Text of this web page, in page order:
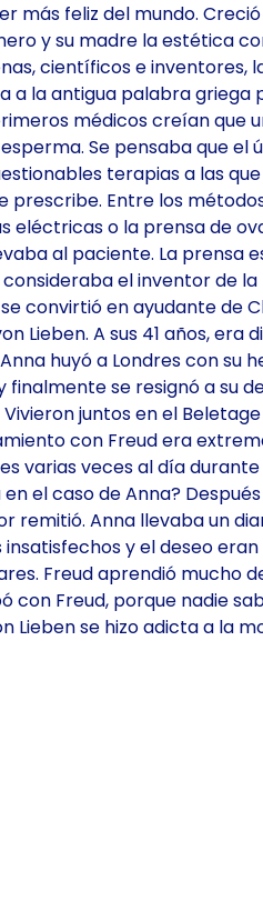
más feliz del mundo.
y su madre la estética
científicos e inventores,
a la antigua palabra
médicos creían
Se pensaba que
terapias a las
prescribe. Entre los
o la prensa de
al paciente. La
el inventor de la
convirtió en ayudante de
Lieben. A sus 41 años,
huyó a Londres con
se resignó a su
juntos en el
con Freud era
varias veces al día
el caso de Anna?
remitió. Anna llevaba un
y el deseo
Freud aprendió
con Freud, porque nadie
se hizo adicta a la